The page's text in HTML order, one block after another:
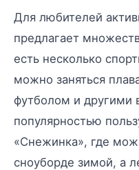
Для любителей
предлагает
есть несколько
можно заняться
футболом и другими
популярностью
«Снежинка», где
сноуборде зимой, а